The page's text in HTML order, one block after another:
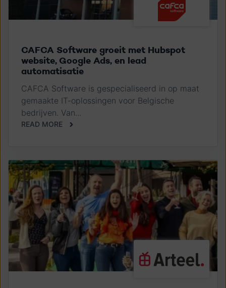
CAFCA Software groeit met Hubspot
website, Google Ads, en lead
automatisatie
CAFCA Software is gespecialiseerd in op maat
gemaakte IT-oplossingen voor Belgische
bedrijven. Van...
READ MORE